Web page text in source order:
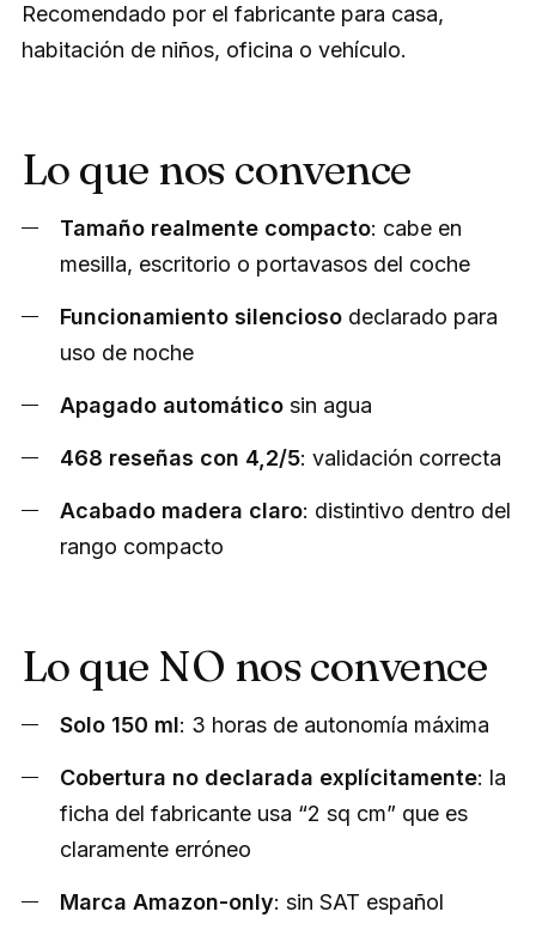
Recomendado por el fabricante para casa,
habitación de niños, oficina o vehículo.
Lo que nos convence
Tamaño realmente compacto: cabe en
mesilla, escritorio o portavasos del coche
Funcionamiento silencioso declarado para
uso de noche
Apagado automático sin agua
468 reseñas con 4,2/5: validación correcta
Acabado madera claro: distintivo dentro del
rango compacto
Lo que NO nos convence
Solo 150 ml: 3 horas de autonomía máxima
Cobertura no declarada explícitamente: la
ficha del fabricante usa “2 sq cm” que es
claramente erróneo
Marca Amazon-only: sin SAT español